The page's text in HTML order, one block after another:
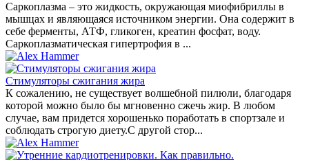
Саркоплазма – это жидкость, окружающая миофибриллы в
мышцах и являющаяся источником энергии. Она содержит в
себе ферменты, АТФ, гликоген, креатин фосфат, воду.
Саркоплазматическая гипертрофия в ...
Стимуляторы сжигания жира
К сожалению, не существует волшебной пилюли, благодаря
которой можно было бы мгновенно сжечь жир. В любом
случае, вам придется хорошенько поработать в спортзале и
соблюдать строгую диету.С другой стор...